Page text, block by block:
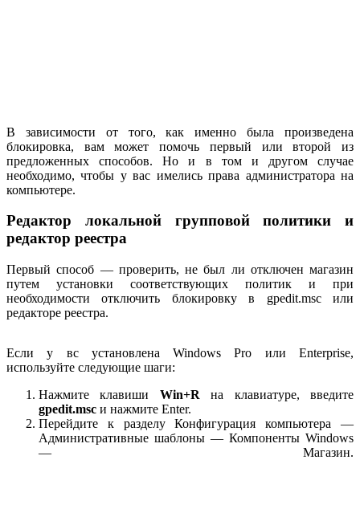
В зависимости от того, как именно была произведена
блокировка, вам может помочь первый или второй из
предложенных способов. Но и в том и другом случае
необходимо, чтобы у вас имелись права администратора на
компьютере.
Редактор локальной групповой политики и
редактор реестра
Первый способ — проверить, не был ли отключен магазин
путем установки соответствующих политик и при
необходимости отключить блокировку в gpedit.msc или
редакторе реестра.
Если у вс установлена Windows Pro или Enterprise,
используйте следующие шаги:
Нажмите клавиши Win+R на клавиатуре, введите
gpedit.msc и нажмите Enter.
Перейдите к разделу Конфигурация компьютера —
Административные шаблоны — Компоненты Windows
— Магазин.